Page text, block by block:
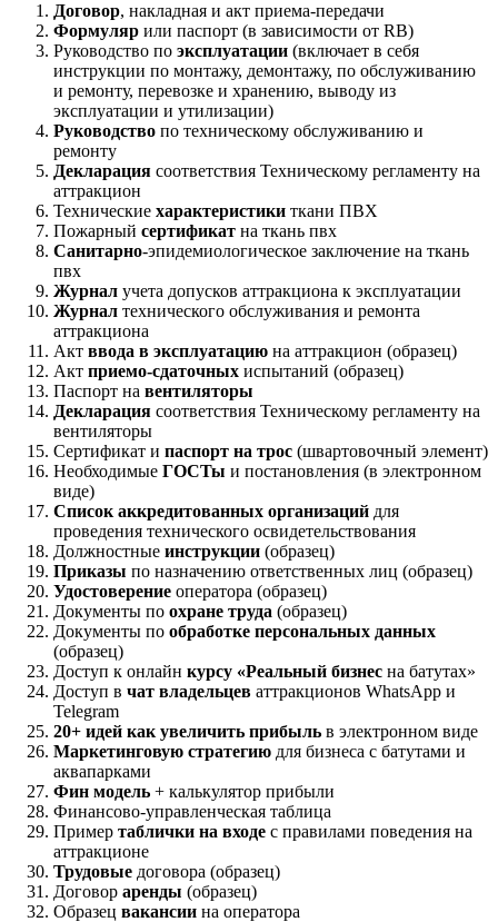
Договор, накладная и акт приема-передачи
Формуляр или паспорт (в зависимости от RB)
Руководство по эксплуатации (включает в себя
инструкции по монтажу, демонтажу, по обслуживанию
и ремонту, перевозке и хранению, выводу из
эксплуатации и утилизации)
Руководство по техническому обслуживанию и
ремонту
Декларация соответствия Техническому регламенту на
аттракцион
Технические характеристики ткани ПВХ
Пожарный сертификат на ткань пвх
Санитарно-эпидемиологическое заключение на ткань
пвх
Журнал учета допусков аттракциона к эксплуатации
Журнал технического обслуживания и ремонта
аттракциона
Акт ввода в эксплуатацию на аттракцион (образец)
Акт приемо-сдаточных испытаний (образец)
Паспорт на вентиляторы
Декларация соответствия Техническому регламенту на
вентиляторы
Сертификат и паспорт на трос (швартовочный элемент)
Необходимые ГОСТы и постановления (в электронном
виде)
Список аккредитованных организаций для
проведения технического освидетельствования
Должностные инструкции (образец)
Приказы по назначению ответственных лиц (образец)
Удостоверение оператора (образец)
Документы по охране труда (образец)
Документы по обработке персональных данных
(образец)
Доступ к онлайн курсу «Реальный бизнес на батутах»
Доступ в чат владельцев аттракционов WhatsApp и
Telegram
20+ идей как увеличить прибыль в электронном виде
Маркетинговую стратегию для бизнеса с батутами и
аквапарками
Фин модель + калькулятор прибыли
Финансово-управленческая таблица
Пример таблички на входе с правилами поведения на
аттракционе
Трудовые договора (образец)
Договор аренды (образец)
Образец вакансии на оператора